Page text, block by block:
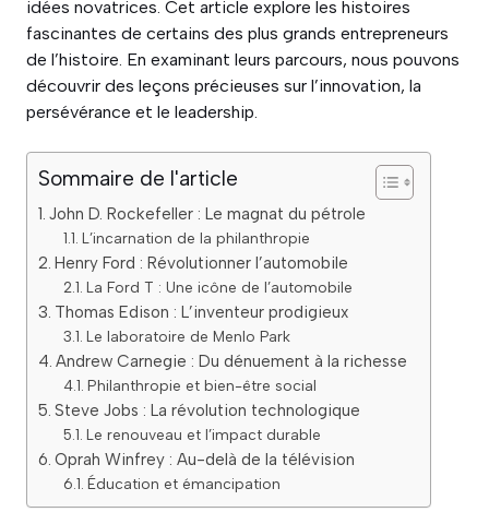
idées novatrices. Cet article explore les histoires
fascinantes de certains des plus grands entrepreneurs
de l’histoire. En examinant leurs parcours, nous pouvons
découvrir des leçons précieuses sur l’innovation, la
persévérance et le leadership.
Sommaire de l'article
John D. Rockefeller : Le magnat du pétrole
L’incarnation de la philanthropie
Henry Ford : Révolutionner l’automobile
La Ford T : Une icône de l’automobile
Thomas Edison : L’inventeur prodigieux
Le laboratoire de Menlo Park
Andrew Carnegie : Du dénuement à la richesse
Philanthropie et bien-être social
Steve Jobs : La révolution technologique
Le renouveau et l’impact durable
Oprah Winfrey : Au-delà de la télévision
Éducation et émancipation